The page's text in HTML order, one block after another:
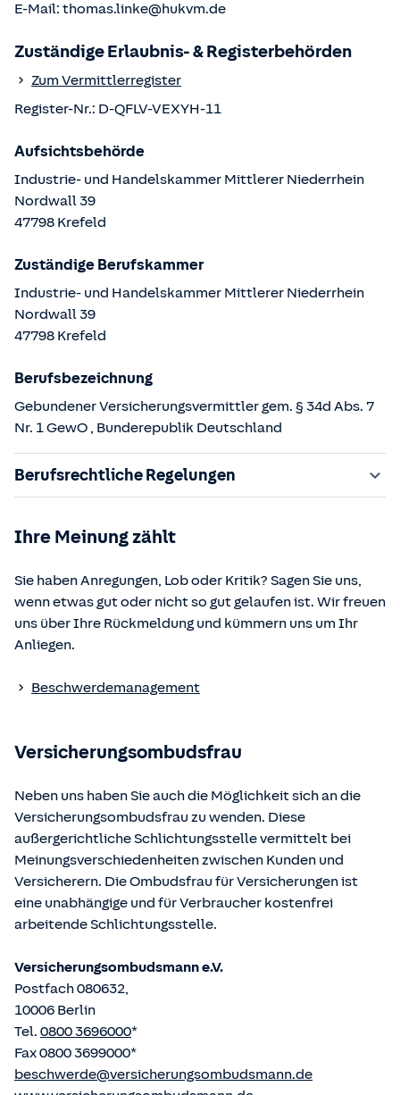
E-Mail: thomas.linke@hukvm.de
Zuständige Erlaubnis- & Registerbehörden
Zum Vermittlerregister
Register-Nr.: D-QFLV-VEXYH-11
Aufsichtsbehörde
Industrie- und Handelskammer Mittlerer Niederrhein
Nordwall39
47798 Krefeld
Zuständige Berufskammer
Industrie- und Handelskammer Mittlerer Niederrhein
Nordwall39
47798 Krefeld
Berufsbezeichnung
Gebundener Versicherungsvermittler gem. § 34d Abs. 7
Nr. 1 GewO , Bunderepublik Deutschland
Berufsrechtliche Regelungen
§§ 59 – 68 Gesetz über den Versicherungsvertrag
§ 48b Versicherungsaufsichtsgesetz (VAG)
Verordnung über die Versicherungsvermittlung und -
Die berufsrechtlichen Regelungen können über die vom
eingesehen und abgerufen werden.
Ihre Meinung zählt
Sie haben Anregungen, Lob oder Kritik? Sagen Sie uns,
wenn etwas gut oder nicht so gut gelaufen ist. Wir freuen
uns über Ihre Rückmeldung und kümmern uns um Ihr
Anliegen.
Beschwerdemanagement
Versicherungsombudsfrau
Neben uns haben Sie auch die Möglichkeit sich an die
Versicherungsombudsfrau zu wenden. Diese
außergerichtliche Schlichtungsstelle vermittelt bei
Meinungsverschiedenheiten zwischen Kunden und
Versicherern. Die Ombudsfrau für Versicherungen ist
eine unabhängige und für Verbraucher kostenfrei
arbeitende Schlichtungsstelle.
Versicherungsombudsmann e.V.
Postfach 080632,
10006 Berlin
Tel. 0800 3696000*
Fax 0800 3699000*
beschwerde@versicherungsombudsmann.de